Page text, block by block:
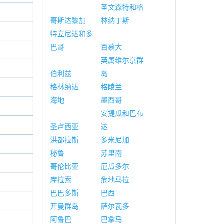
哥斯达黎加
圣文森特和格
林纳丁斯
特立尼达和多
巴哥
百慕大
伯利兹
英属维尔京群
岛
格林纳达
格陵兰
海地
墨西哥
圣卢西亚
安提瓜和巴布
达
洪都拉斯
多米尼加
秘鲁
苏里南
哥伦比亚
厄瓜多尔
库拉索
危地马拉
巴巴多斯
巴西
开曼群岛
萨尔瓦多
阿鲁巴
巴拿马